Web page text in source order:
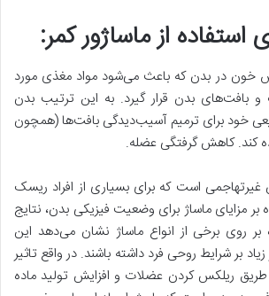
استفاده از ماساژور کمر:
خون در بدن که باعث می‌شود مواد مغذی مورد
و بافت‌های بدن قرار گیرد. به این ترتیب بدن
خود برای ترمیم آسیب‌دیدگی بافت‌ها (همچون
کند. کاهش گرفتگی عضله.
است که برای بسیاری از افراد ریسک
بر مزایای ماساژ برای وضعیت فیزیکی بدن، نتایج
روی برخی از انواع ماساژ نشان می‌دهد این
بر شرایط روحی فرد داشته باشند. در واقع تاثیر
طریق ریلکس کردن عضلات و افزایش تولید ماده